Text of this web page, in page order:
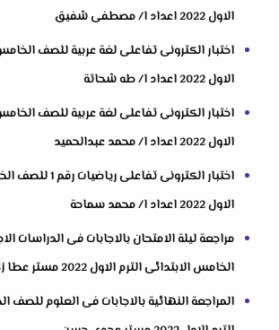
الاول 2022 اعداد ا/ مصطفى شفيق
اختبار الكترونى تفاعلى لغة عربية للصف
الاول 2022 اعداد ا/ طه شحاتة
اختبار الكترونى تفاعلى لغة عربية للصف
الاول 2022 اعداد ا/ محمد عبدالحميد
اختبار الكترونى
الاول 2022 اعداد ا/ محمد سماحة
مراجعة ليلة الامتحان بالاجابات فى الدراسات
الخامس الابتدائى الترم الاول 2022 مستر عطا زكى شحتو
المراجعة النهائية بالاجابات فى العلوم للصف